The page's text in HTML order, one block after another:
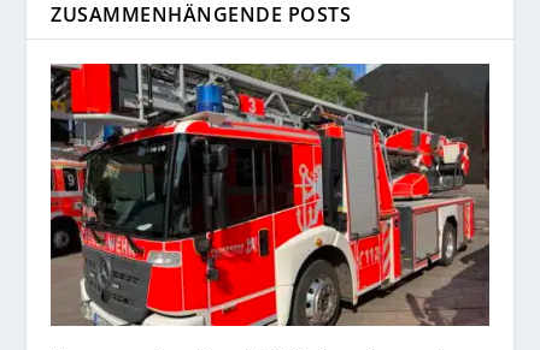
ZUSAMMENHÄNGENDE POSTS